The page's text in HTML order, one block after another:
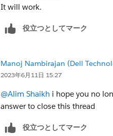
It will work.
役立つとしてマーク
Manoj Nambirajan (Dell
2023年6月11日 15:27
@Alim Shaikh i hope you no
answer to close this thread
役立つとしてマーク